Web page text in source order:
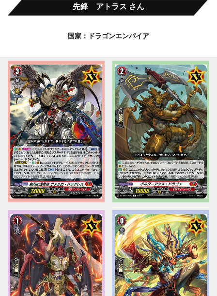
先鋒 アトラス さん
国家：ドラゴンエンパイア